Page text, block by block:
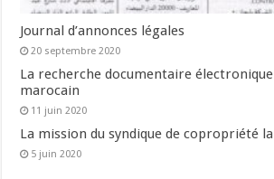
Journal d’annonces légales
20 septembre 2020
La recherche documentaire
marocain
11 juin 2020
La mission du syndique de copropriété
5 juin 2020